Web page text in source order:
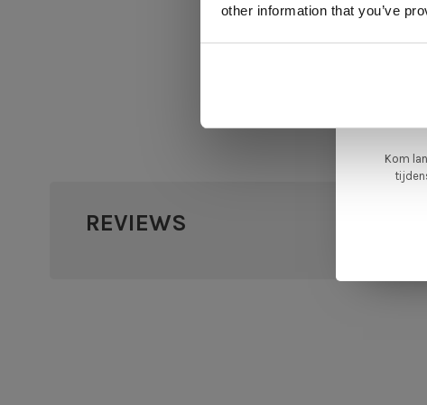
other information that you’ve
REVIEWS
van
Kom